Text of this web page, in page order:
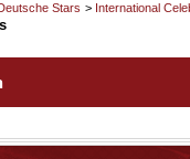
Stars > International